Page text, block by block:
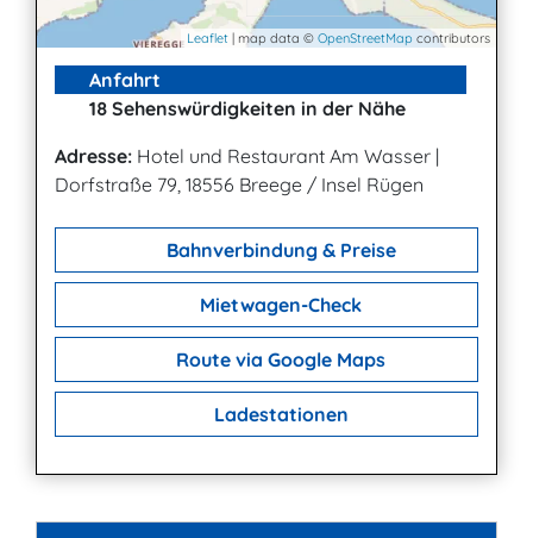
Leaflet | map data © OpenStreetMap contributors
Anfahrt
18 Sehenswürdigkeiten in der Nähe
Adresse: Hotel und Restaurant Am Wasser |
Dorfstraße 79, 18556 Breege / Insel Rügen
Bahnverbindung & Preise
Mietwagen-Check
Route via Google Maps
Ladestationen